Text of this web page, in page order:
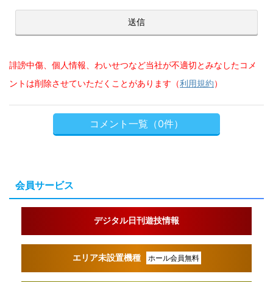
誹謗中傷、個人情報、わいせつなど当社が不適切とみなしたコメ
ントは削除させていただくことがあります（利用規約）
コメント一覧（0件）
会員サービス
デジタル日刊遊技情報
エリア未設置機種 ホール会員無料